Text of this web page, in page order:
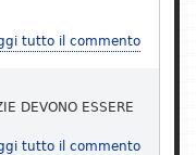
tutto il commento
DEVONO ESSERE
tutto il commento